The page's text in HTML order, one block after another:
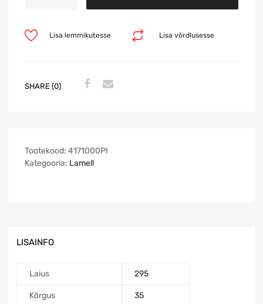
Lisa võrdlusesse
Lisa lemmikutesse
SHARE (0)
Tootekood: 4171000PI
Kategooria: Lamell
LISAINFO
Laius 295
Kõrgus 35